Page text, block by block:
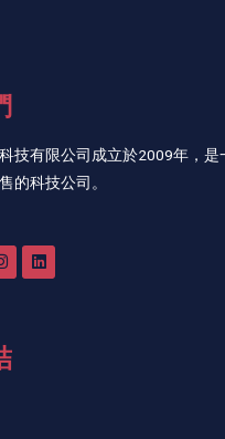
技有限公司成立於2009年，是
的科技公司。